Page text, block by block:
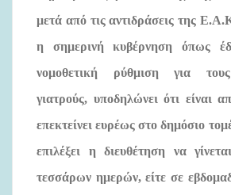
μετά από τις αντιδράσεις της
η σημερινή κυβέρνηση όπως
νομοθετική ρύθμιση για τους
γιατρούς, υποδηλώνει ότι είναι
επεκτείνει ευρέως στο δημόσιο
επιλέξει η διευθέτηση να
τεσσάρων ημερών, είτε σε